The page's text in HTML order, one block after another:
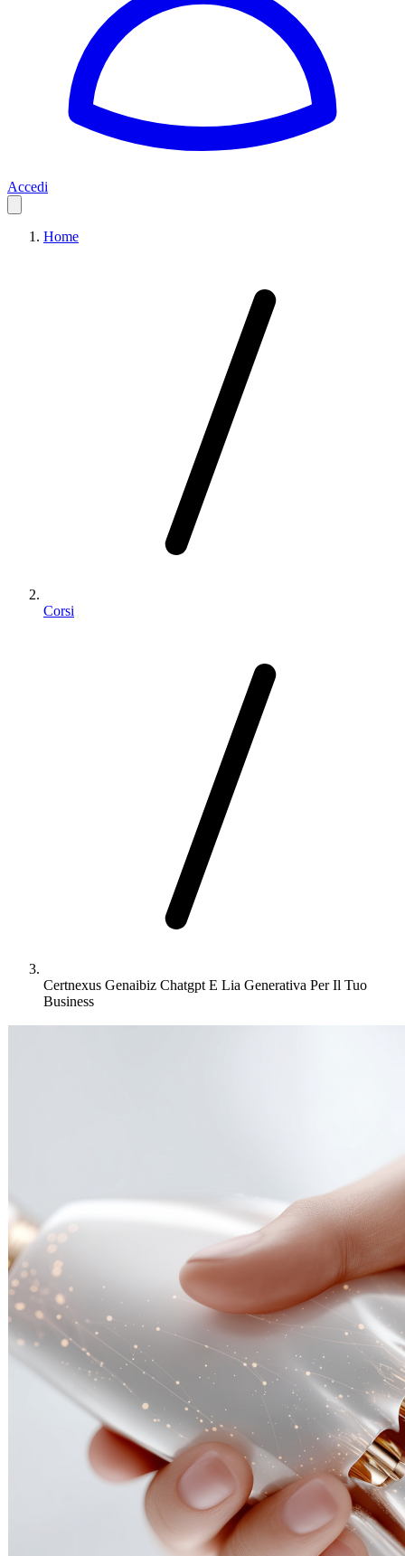
Accedi
Home
Corsi
Certnexus Genaibiz Chatgpt E Lia Generativa Per Il Tuo
Business